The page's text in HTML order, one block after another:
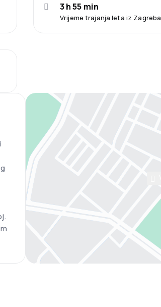
Vrijeme trajanja leta iz Zagreba
3 h 55 min